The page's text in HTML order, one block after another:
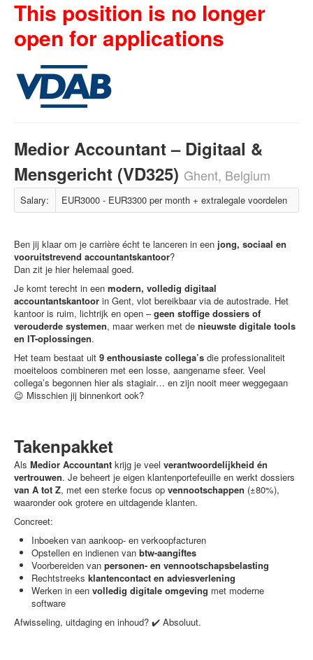
This position is no longer
open for applications
Medior Accountant – Digitaal &
Mensgericht (VD325) Ghent, Belgium
Salary: EUR3000 - EUR3300 per month + extralegale voordelen
Ben jij klaar om je carrière écht te lanceren in een jong, sociaal en
vooruitstrevend accountantskantoor?
Dan zit je hier helemaal goed.
Je komt terecht in een modern, volledig digitaal
accountantskantoor in Gent, vlot bereikbaar via de autostrade. Het
kantoor is ruim, lichtrijk en open –geen stoffige dossiers of
verouderde systemen, maar werken met de nieuwste digitale tools
en IT-oplossingen.
Het team bestaat uit 9 enthousiaste collega’s die professionaliteit
moeiteloos combineren met een losse, aangename sfeer. Veel
collega’s begonnen hier als stagiair… en zijn nooit meer weggegaan
😉 Misschien jij binnenkort ook?
Takenpakket
Als Medior Accountant krijg je veel verantwoordelijkheid én
vertrouwen. Je beheert je eigen klantenportefeuille en werkt dossiers
van A tot Z, met een sterke focus op vennootschappen (±80%),
waaronder ook grotere en uitdagende klanten.
Concreet:
Inboeken van aankoop- en verkoopfacturen
Opstellen en indienen van btw-aangiftes
Voorbereiden van personen- en vennootschapsbelasting
Rechtstreeks klantencontact en adviesverlening
Werken in een volledig digitale omgeving met moderne
software
Afwisseling, uitdaging en inhoud? ✔️ Absoluut.